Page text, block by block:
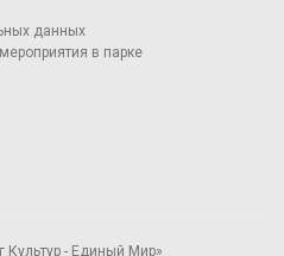
данных
в парке
Культур - Единый Мир»